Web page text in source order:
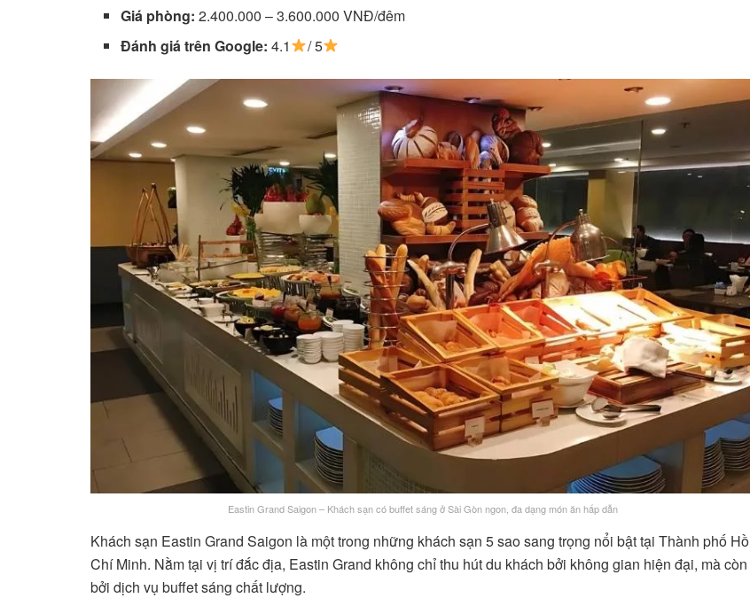
Giá phòng:2.400.000 – 3.600.000 VNĐ/đêm
Đánh giá trên Google: 4.1 / 5
Eastin Grand Saigon – Khách sạn có buffet sáng ở Sài Gòn ngon, đa dạng món ăn hấp dẫn
Khách sạn Eastin Grand Saigon là một trong những khách sạn 5 sao sang trọng nổi bật tại Thành phố Hồ
Chí Minh. Nằm tại vị trí đắc địa, Eastin Grand không chỉ thu hút du khách bởi không gian hiện đại, mà còn
bởi dịch vụ buffet sáng chất lượng.